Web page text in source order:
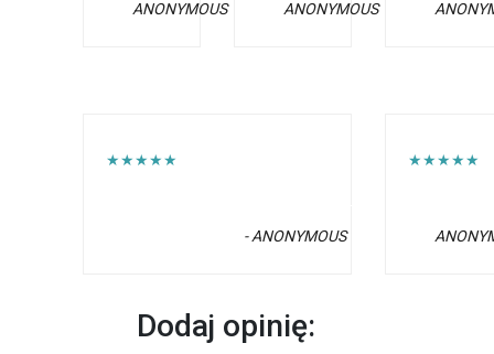
ANONYMOUS
ANONYMOUS
★★★★★
- ANONYMOUS
★★★★★
Dodaj opinię: